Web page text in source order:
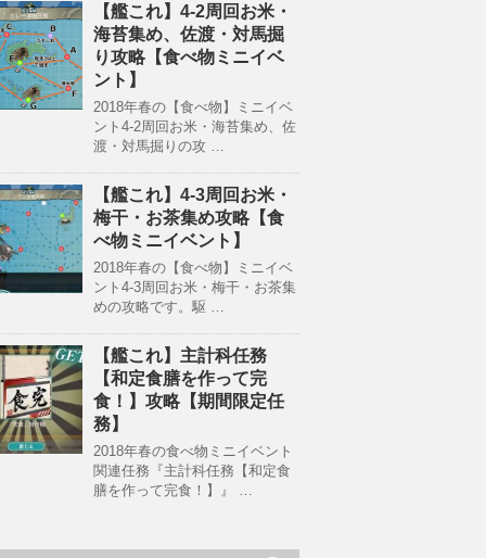
【艦これ】4-2周回お米・
海苔集め、佐渡・対馬掘
り攻略【食べ物ミニイベ
ント】
2018年春の【食べ物】ミニイベ
ント4-2周回お米・海苔集め、佐
渡・対馬掘りの攻 …
【艦これ】4-3周回お米・
梅干・お茶集め攻略【食
べ物ミニイベント】
2018年春の【食べ物】ミニイベ
ント4-3周回お米・梅干・お茶集
めの攻略です。駆 …
【艦これ】主計科任務
【和定食膳を作って完
食！】攻略【期間限定任
務】
2018年春の食べ物ミニイベント
関連任務『主計科任務【和定食
膳を作って完食！】』 …